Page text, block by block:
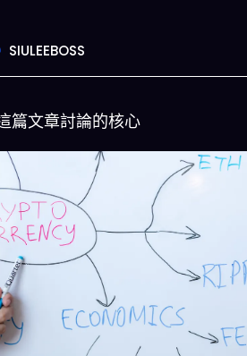
SIULEEBOSS
篇文章討論的核心